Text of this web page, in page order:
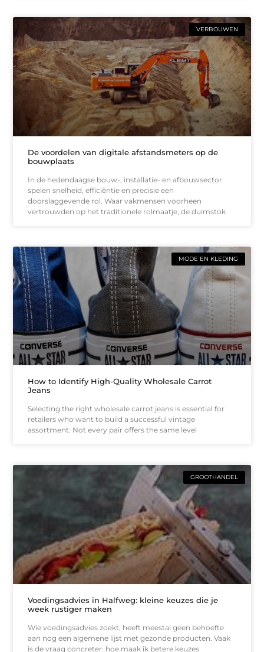
VERBOUWEN
De voordelen van digitale afstandsmeters op de
bouwplaats
In de hedendaagse bouw-, installatie- en afbouwsector
spelen snelheid, efficiëntie en precisie een
doorslaggevende rol. Waar vakmensen voorheen
vertrouwden op het traditionele rolmaatje, de duimstok
MODE EN KLEDING
How to Identify High-Quality Wholesale Carrot
Jeans
Selecting the right wholesale carrot jeans is essential for
retailers who want to build a successful vintage
assortment. Not every pair offers the same level
GROOTHANDEL
Voedingsadvies in Halfweg: kleine keuzes die je
week rustiger maken
Wie voedingsadvies zoekt, heeft meestal geen behoefte
aan nog een algemene lijst met gezonde producten. Vaak
is de vraag concreter: hoe maak ik betere keuzes